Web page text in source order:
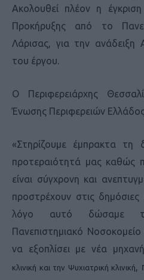
Ακολουθεί πλέον η
Προκήρυξης από το
Λάρισας, για την ανάδειξη
του έργου.
Ο Περιφερειάρχης
Ένωσης Περιφερειών
«Στηρίζουμε έμπρακτα τη
προτεραιότητά μας καθώς
είναι σύγχρονη και
προστρέχουν στις δημόσιες
λόγο αυτό δώσαμε
Πανεπιστημιακό
να εξοπλίσει με νέα
κλινική και την Ψυχιατρική κλινική